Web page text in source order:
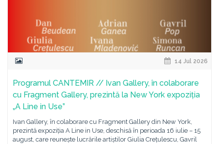
14 Jul 2026
Programul CANTEMIR // Ivan Gallery, în colaborare
cu Fragment Gallery, prezintă la New York expoziția
„A Line in Use”
Ivan Gallery, în colaborare cu Fragment Gallery din New York,
prezintă expoziția A Line in Use, deschisă în perioada 16 iulie – 15
august, care reunește lucrările artiștilor Giulia Crețulescu, Gavril